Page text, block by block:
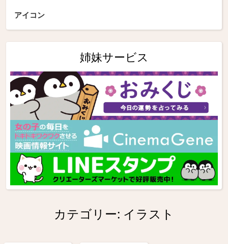
アイコン
姉妹サービス
カテゴリー: イラスト